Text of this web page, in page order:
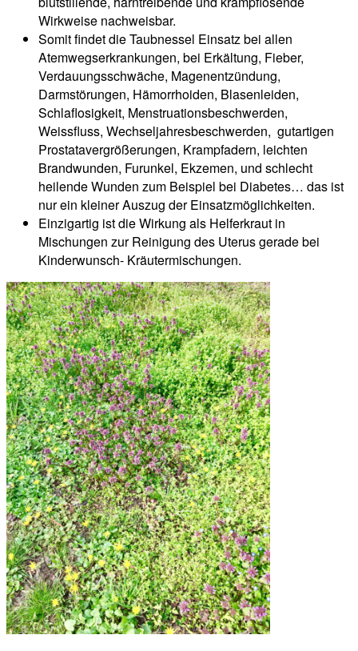
Wirkweise nachweisbar.
Somit findet die Taubnessel Einsatz bei allen
Atemwegserkrankungen, bei Erkältung, Fieber,
Verdauungsschwäche, Magenentzündung,
Darmstörungen, Hämorrhoiden, Blasenleiden,
Schlaflosigkeit, Menstruationsbeschwerden,
Weissfluss, Wechseljahresbeschwerden, gutartigen
Prostatavergrößerungen, Krampfadern, leichten
Brandwunden, Furunkel, Ekzemen, und schlecht
heilende Wunden zum Beispiel bei Diabetes… das ist
nur ein kleiner Auszug der Einsatzmöglichkeiten.
Einzigartig ist die Wirkung als Helferkraut in
Mischungen zur Reinigung des Uterus gerade bei
Kinderwunsch- Kräutermischungen.